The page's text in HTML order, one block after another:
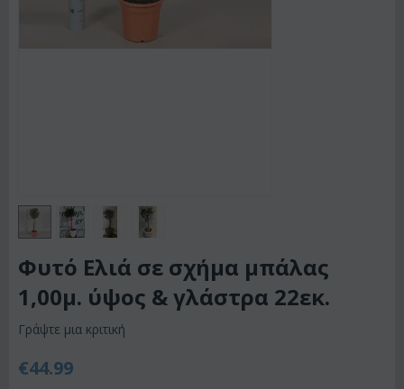
Φυτό Ελιά σε σχήμα μπάλας
1,00μ. ύψος & γλάστρα 22εκ.
Γράψτε μια κριτική
€44.99